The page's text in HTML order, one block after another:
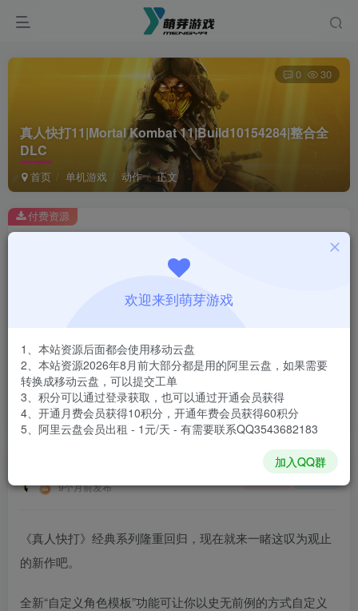
真人快打11|Mortal Kombat 11|Build10154284|整合全
DLC
首页 单机游戏 动作 正文
0 30
此内容为付费资源，请付费后查看
￥1
免费
登录购买
安装包大小
游戏本体大小
108.72 GB
付费资源
9个月前发布
《真人快打》经典系列隆重回归，现在就来一睹这叹为观止
的新作吧。
全新“自定义角色模板”功能可让你以史无前例的方式自定义
欢迎来到萌芽游戏
1、本站资源后面都会使用移动云盘
2、本站资源2026年8月前大部分都是用的阿里云盘，如果需要
转换成移动云盘，可以提交工单
3、积分可以通过登录获取，也可以通过开通会员获得
4、开通月费会员获得10积分，开通年费会员获得60积分
5、阿里云盘会员出租 - 1元/天 - 有需要联系QQ3543682183
加入QQ群